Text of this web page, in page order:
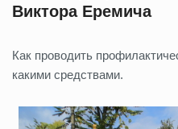
Виктора Еремича
Как проводить
какими средствами.